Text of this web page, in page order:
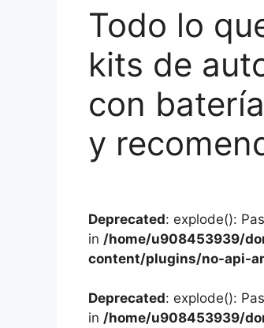
Todo lo
kits de
con
y
Deprecated: explode():
in /home/u908453939/
content/plugins/no-api-
Deprecated: explode():
in /home/u908453939/